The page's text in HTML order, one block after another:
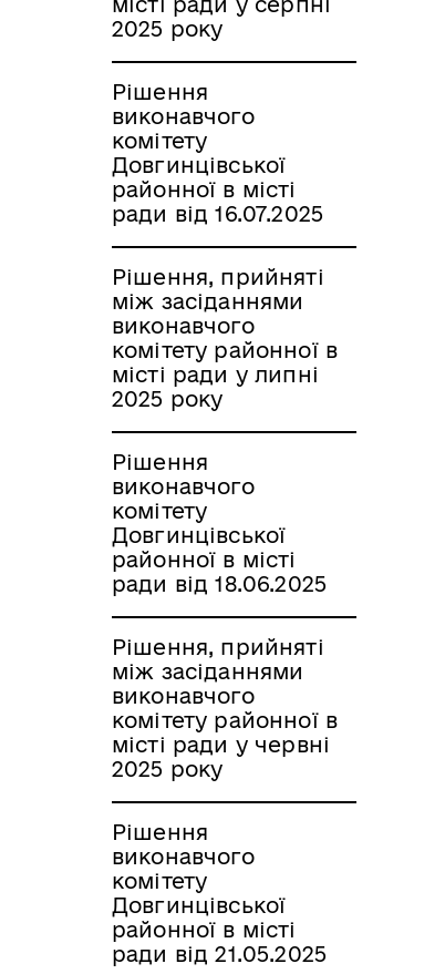
2025 року
Рішення
виконавчого
комітету
Довгинцівської
районної в місті
ради від 16.07.2025
Рішення, прийняті
між засіданнями
виконавчого
комітету районної в
місті ради у липні
2025 року
Рішення
виконавчого
комітету
Довгинцівської
районної в місті
ради від 18.06.2025
Рішення, прийняті
між засіданнями
виконавчого
комітету районної в
місті ради у червні
2025 року
Рішення
виконавчого
комітету
Довгинцівської
районної в місті
ради від 21.05.2025